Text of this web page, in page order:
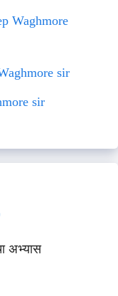
Waghmore
sir
sir
अभ्यास